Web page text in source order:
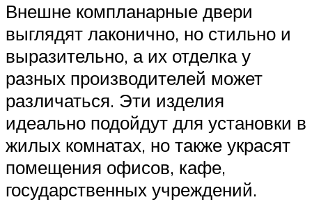
Внешне компланарные двери
выглядят лаконично, но стильно и
выразительно, а их отделка у
разных производителей может
различаться. Эти изделия
идеально подойдут для установки в
жилых комнатах, но также украсят
помещения офисов, кафе,
государственных учреждений.